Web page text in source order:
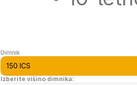
Dimnik
Izberite višino dimnika: